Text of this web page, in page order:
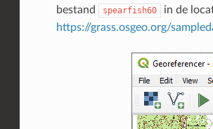
bestand
spearfish60
in de
https://grass.osgeo.org/